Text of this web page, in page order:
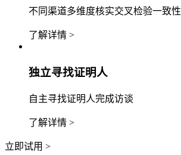
不同渠道多维度核实交叉检验一致性
了解详情 >
独立寻找证明人
自主寻找证明人完成访谈
了解详情 >
立即试用 >